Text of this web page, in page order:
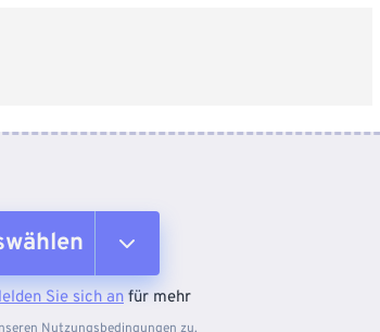
Sie sich an für mehr